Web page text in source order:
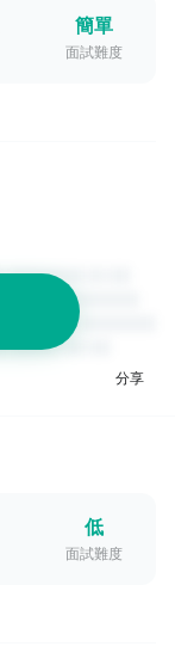
簡單
面試難度
分享
低
面試難度